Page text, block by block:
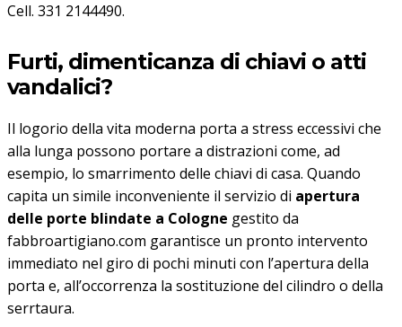
Cell. 331 2144490.
Furti, dimenticanza di chiavi o atti
vandalici?
Il logorio della vita moderna porta a stress eccessivi che
alla lunga possono portare a distrazioni come, ad
esempio, lo smarrimento delle chiavi di casa. Quando
capita un simile inconveniente il servizio di apertura
delle porte blindate a Cologne gestito da
fabbroartigiano.com garantisce un pronto intervento
immediato nel giro di pochi minuti con l’apertura della
porta e, all’occorrenza la sostituzione del cilindro o della
serrtaura.